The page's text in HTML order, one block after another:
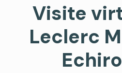
Visite
Leclerc